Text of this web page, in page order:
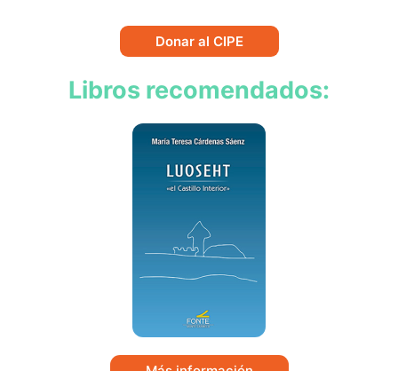
Donar al CIPE
Libros recomendados: